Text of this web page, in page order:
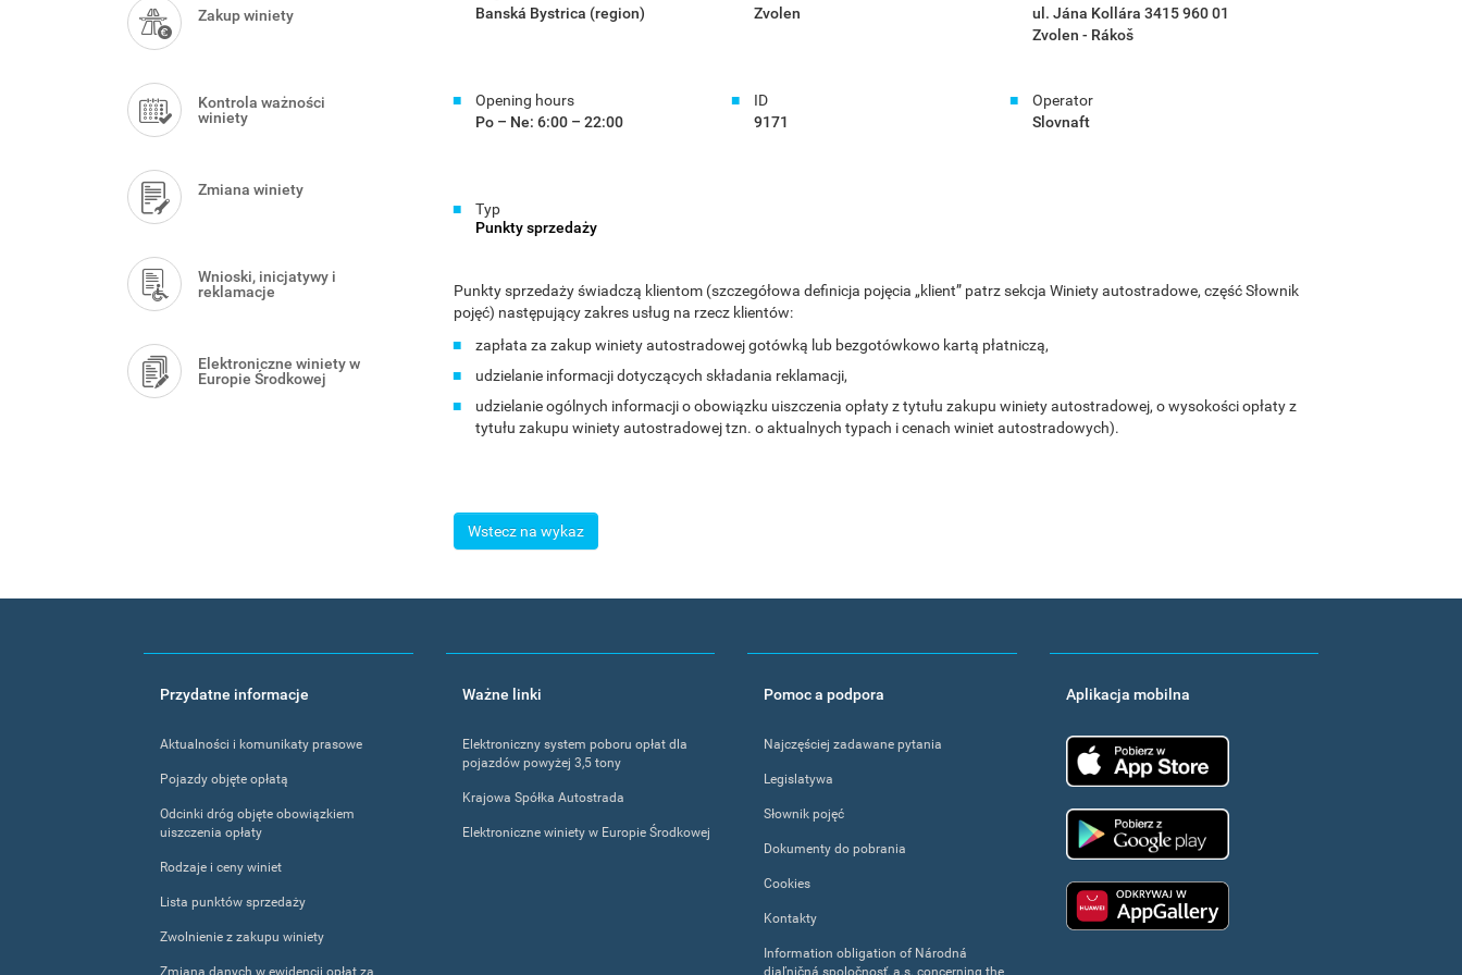
Banská Bystrica (region)
Zvolen
ul. Jána Kollára 3415 960 01
Zvolen - Rákoš
Opening hours
Po – Ne: 6:00 – 22:00
ID
9171
Operator
Slovnaft
Typ
Punkty sprzedaży
Punkty sprzedaży świadczą klientom (szczegółowa definicja pojęcia „klient” patrz sekcja Winiety autostradowe, część Słownik
pojęć) następujący zakres usług na rzecz klientów:
zapłata za zakup winiety autostradowej gotówką lub bezgotówkowo kartą płatniczą,
udzielanie informacji dotyczących składania reklamacji,
udzielanie ogólnych informacji o obowiązku uiszczenia opłaty z tytułu zakupu winiety autostradowej, o wysokości opłaty z
tytułu zakupu winiety autostradowej tzn. o aktualnych typach i cenach winiet autostradowych).
Wstecz na wykaz
Menu
Zakup winiety
Kontrola ważności
winiety
Zmiana winiety
Wnioski, inicjatywy i
reklamacje
Elektroniczne winiety w
Europie Środkowej
FooterPrzydatne informacje
Aktualności i komunikaty prasowe
Pojazdy objęte opłatą
Odcinki dróg objęte obowiązkiem
uiszczenia opłaty
Rodzaje i ceny winiet
Lista punktów sprzedaży
Zwolnienie z zakupu winiety
Zmiana danych w ewidencji opłat za
Ważne linki
Elektroniczny system poboru opłat dla
pojazdów powyżej 3,5 tony
Krajowa Spółka Autostrada
Elektroniczne winiety w Europie Środkowej
Pomoc a podpora
Najczęściej zadawane pytania
Legislatywa
Słownik pojęć
Dokumenty do pobrania
Cookies
Kontakty
Information obligation of Národná
diaľničná spoločnosť, a.s. concerning the
Aplikacja mobilna
App Store
Google Play
Huawei app gallery